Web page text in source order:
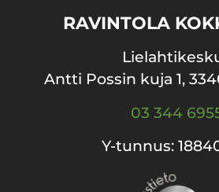
RAVINTOLA
Antti Possin kuja 1,
03 344
Y-tunnus: